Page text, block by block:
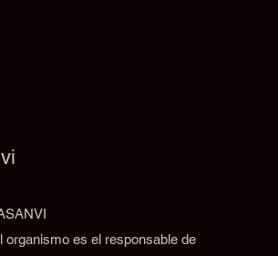
organismo es el responsable de